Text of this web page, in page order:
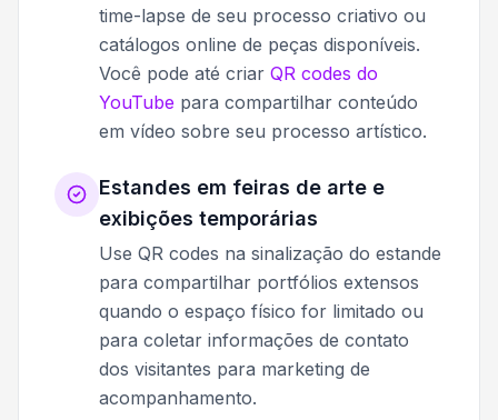
time-lapse de seu processo criativo ou
catálogos online de peças disponíveis.
Você pode até criar QR codes do
YouTube para compartilhar conteúdo
em vídeo sobre seu processo artístico.
Estandes em feiras de arte e
exibições temporárias
Use QR codes na sinalização do estande
para compartilhar portfólios extensos
quando o espaço físico for limitado ou
para coletar informações de contato
dos visitantes para marketing de
acompanhamento.